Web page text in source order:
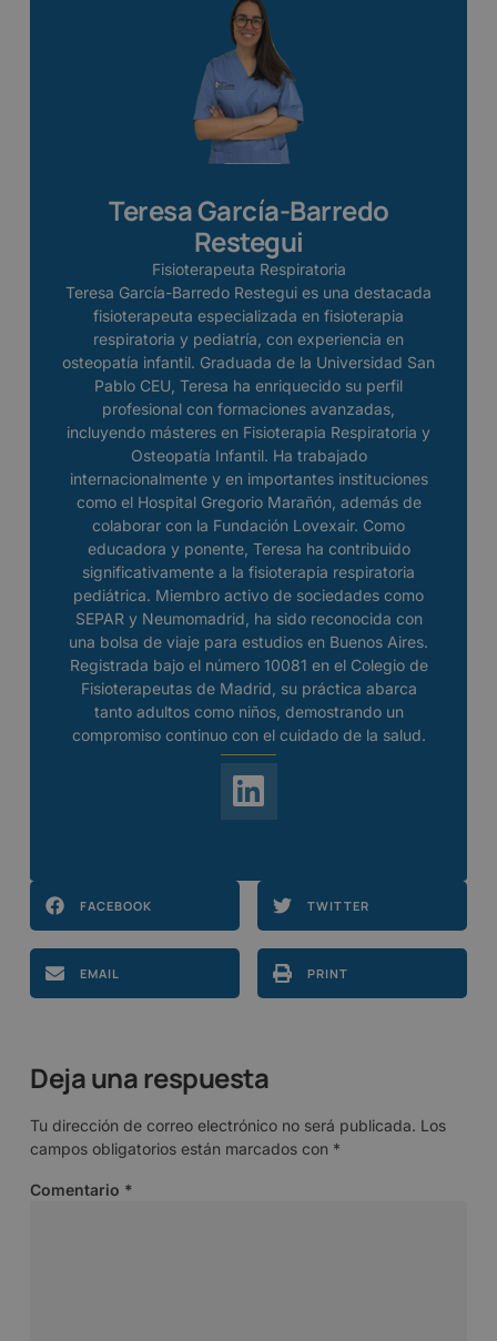
Teresa García-Barredo
Restegui
Fisioterapeuta Respiratoria
Teresa García-Barredo Restegui es una destacada
fisioterapeuta especializada en fisioterapia
respiratoria y pediatría, con experiencia en
osteopatía infantil. Graduada de la Universidad San
Pablo CEU, Teresa ha enriquecido su perfil
profesional con formaciones avanzadas,
incluyendo másteres en Fisioterapia Respiratoria y
Osteopatía Infantil. Ha trabajado
internacionalmente y en importantes instituciones
como el Hospital Gregorio Marañón, además de
colaborar con la Fundación Lovexair. Como
educadora y ponente, Teresa ha contribuido
significativamente a la fisioterapia respiratoria
pediátrica. Miembro activo de sociedades como
SEPAR y Neumomadrid, ha sido reconocida con
una bolsa de viaje para estudios en Buenos Aires.
Registrada bajo el número 10081 en el Colegio de
Fisioterapeutas de Madrid, su práctica abarca
tanto adultos como niños, demostrando un
compromiso continuo con el cuidado de la salud.
FACEBOOK TWITTER
EMAIL PRINT
Deja una respuesta
Tu dirección de correo electrónico no será publicada. Los
campos obligatorios están marcados con *
Comentario *